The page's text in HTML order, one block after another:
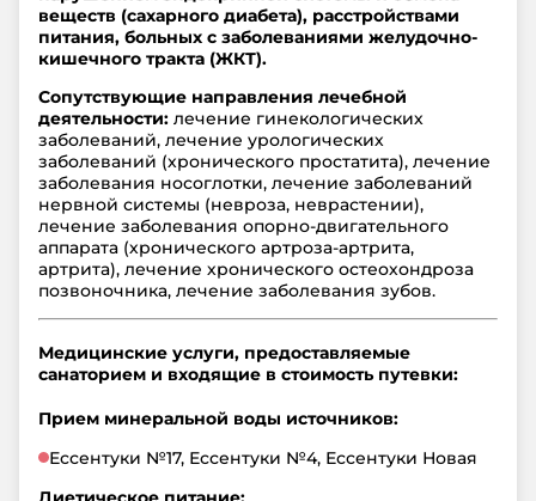
веществ (сахарного диабета), расстройствами
питания, больных с заболеваниями желудочно-
кишечного тракта (ЖКТ).
Сопутствующие направления лечебной
деятельности: лечение гинекологических
заболеваний, лечение урологических
заболеваний (хронического простатита), лечение
заболевания носоглотки, лечение заболеваний
нервной системы (невроза, неврастении),
лечение заболевания опорно-двигательного
аппарата (хронического артроза-артрита,
артрита), лечение хронического остеохондроза
позвоночника, лечение заболевания зубов.
Медицинские услуги, предоставляемые
санаторием и входящие в стоимость путевки:
Прием минеральной воды источников:
Ессентуки №17, Ессентуки №4, Ессентуки Новая